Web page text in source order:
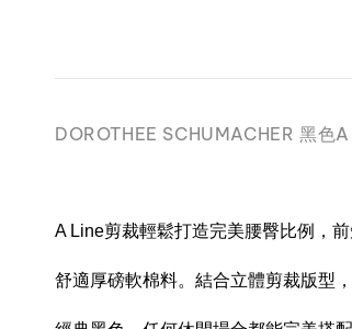
DOROTHEE SCHUMACHER 黑色
A Line剪裁輕鬆打造完美腰臀比例，
舒適厚磅軟棉料。結合立體剪裁版型